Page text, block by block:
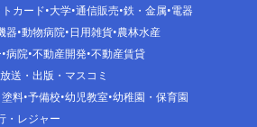
カード 大学 通信販売 鉄・金属 電器
器 動物病院 日用雑貨 農林水産
病院 不動産開発 不動産賃貸
放送・出版・マスコミ
料 予備校 幼児教室 幼稚園・保育園
・レジャー